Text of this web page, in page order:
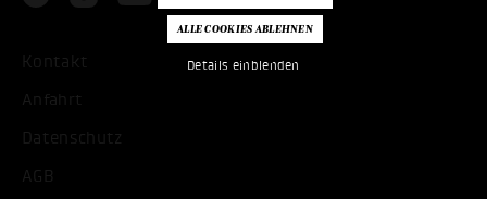
Details einblenden
Kontakt
Anfahrt
Datenschutz
AGB